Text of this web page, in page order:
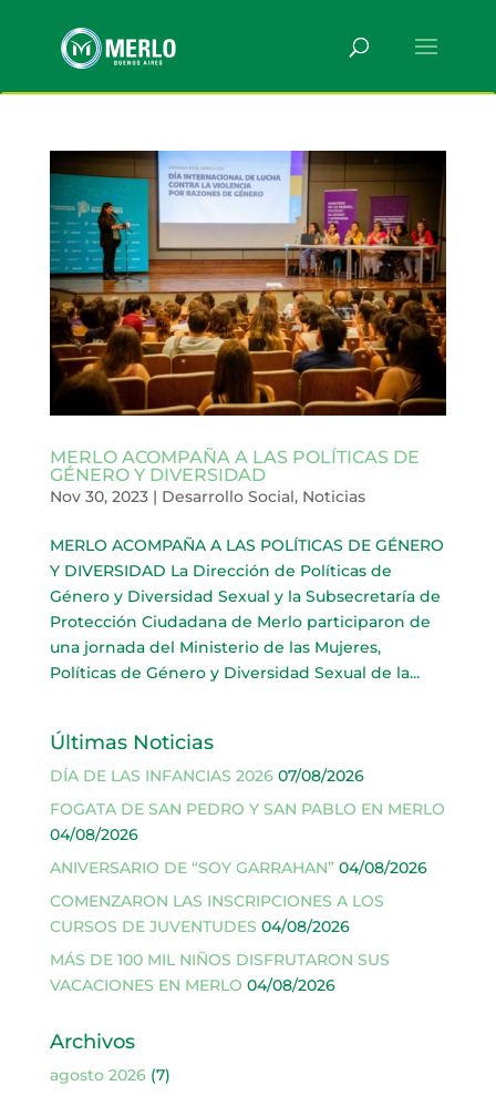
MERLO ACOMPAÑA A LAS POLÍTICAS DE
GÉNERO Y DIVERSIDAD
Nov 30, 2023| Desarrollo Social, Noticias
MERLO ACOMPAÑA A LAS POLÍTICAS DE GÉNERO
Y DIVERSIDAD La Dirección de Políticas de
Género y Diversidad Sexual y la Subsecretaría de
Protección Ciudadana de Merlo participaron de
una jornada del Ministerio de las Mujeres,
Políticas de Género y Diversidad Sexual de la...
Últimas Noticias
DÍA DE LAS INFANCIAS 2026 07/08/2026
FOGATA DE SAN PEDRO Y SAN PABLO EN MERLO
04/08/2026
ANIVERSARIO DE “SOY GARRAHAN” 04/08/2026
COMENZARON LAS INSCRIPCIONES A LOS
CURSOS DE JUVENTUDES 04/08/2026
MÁS DE 100 MIL NIÑOS DISFRUTARON SUS
VACACIONES EN MERLO 04/08/2026
Archivos
agosto 2026(7)